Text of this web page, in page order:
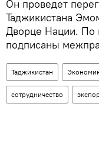
Он проведет
Таджикистана
Дворце Нации. По
подписаны
Таджикистан
сотрудничество